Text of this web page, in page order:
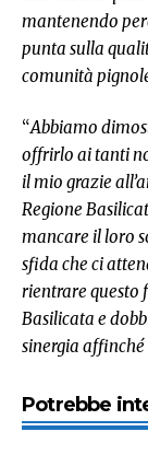
mantenendo
punta sulla
comunità
“Abbiamo
offrirlo ai tanti
il mio grazie
Regione
mancare il loro
sfida che ci
rientrare questo
Basilicata e
sinergia affinché
Potrebbe